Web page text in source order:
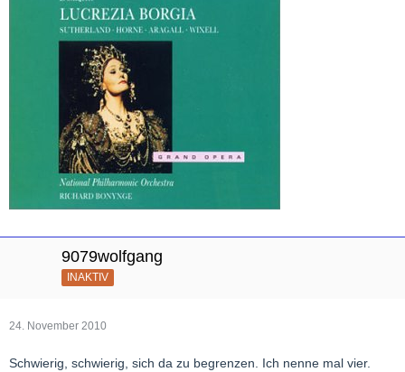
9079wolfgang
INAKTIV
24. November 2010
Schwierig, schwierig, sich da zu begrenzen. Ich nenne mal vier.